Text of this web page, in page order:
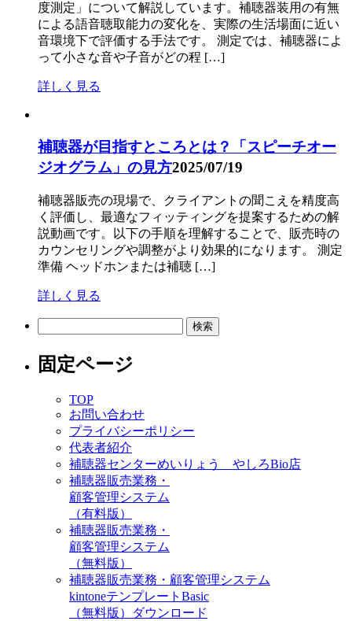
度測定」について解説しています。補聴器装用の有無
による語音聴取能力の変化を、実際の生活場面に近い
音環境下で評価する手法です。 測定では、補聴器によ
って小さな音や子音がどの程 […]
詳しく見る
補聴器が目指すところとは？「スピーチオー
ジオグラム」の見方2025/07/19
補聴器販売の現場で、クライアントの聞こえを精度高
く評価し、最適なフィッティングを提案するための解
説動画です。以下の手順を理解することで、販売時の
カウンセリングや調整がより効果的になります。 測定
準備 ヘッドホンまたは補聴 […]
詳しく見る
固定ページ
TOP
お問い合わせ
プライバシーポリシー
代表者紹介
補聴器センターめいりょう やしろBio店
補聴器販売業務・
顧客管理システム
（有料版）
補聴器販売業務・
顧客管理システム
（無料版）
補聴器販売業務・顧客管理システム
kintoneテンプレートBasic
（無料版）ダウンロード